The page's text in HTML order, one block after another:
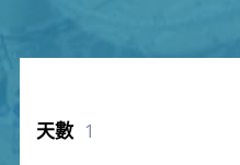
1